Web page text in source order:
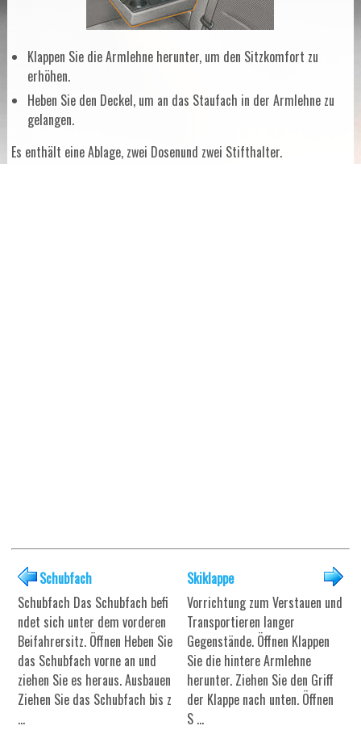
Klappen Sie die Armlehne herunter, um den Sitzkomfort zu
erhöhen.
Heben Sie den Deckel, um an das Staufach in der Armlehne zu
gelangen.
Es enthält eine Ablage, zwei Dosenund zwei Stifthalter.
Schubfach
Schubfach Das Schubfach befi
ndet sich unter dem vorderen
Beifahrersitz. Öffnen Heben Sie
das Schubfach vorne an und
ziehen Sie es heraus. Ausbauen
Ziehen Sie das Schubfach bis z
...
Skiklappe
Vorrichtung zum Verstauen und
Transportieren langer
Gegenstände. Öffnen Klappen
Sie die hintere Armlehne
herunter. Ziehen Sie den Griff
der Klappe nach unten. Öffnen
S ...